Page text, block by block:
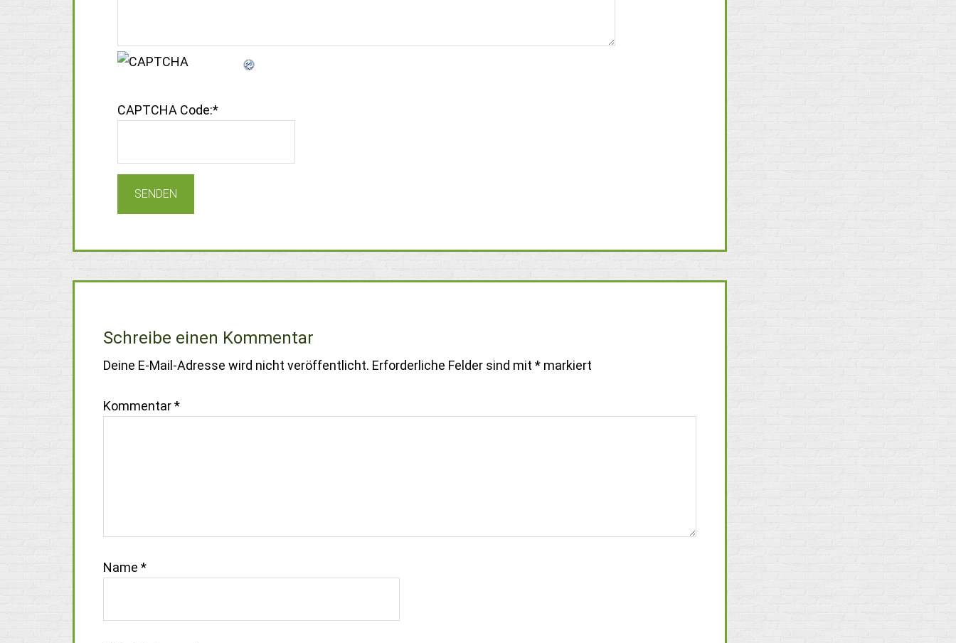
CAPTCHA Code:*
Schreibe einen Kommentar
Deine E-Mail-Adresse wird nicht veröffentlicht. Erforderliche Felder sind mit * markiert
Kommentar*
Name *